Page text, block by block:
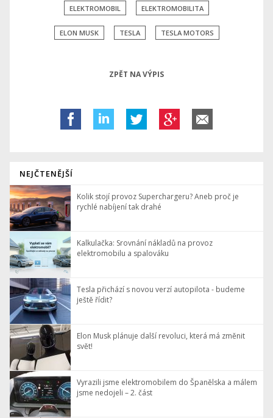
ELEKTROMOBIL ELEKTROMOBILITA
ELON MUSK TESLA TESLA MOTORS
ZPĚT NA VÝPIS
NEJČTENĚJŠÍ
Kolik stojí provoz Superchargeru? Aneb proč je
rychlé nabíjení tak drahé
Kalkulačka: Srovnání nákladů na provoz
elektromobilu a spalováku
Tesla přichází s novou verzí autopilota - budeme
ještě řídit?
Elon Musk plánuje další revoluci, která má změnit
svět!
Vyrazili jsme elektromobilem do Španělska a málem
jsme nedojeli – 2. část